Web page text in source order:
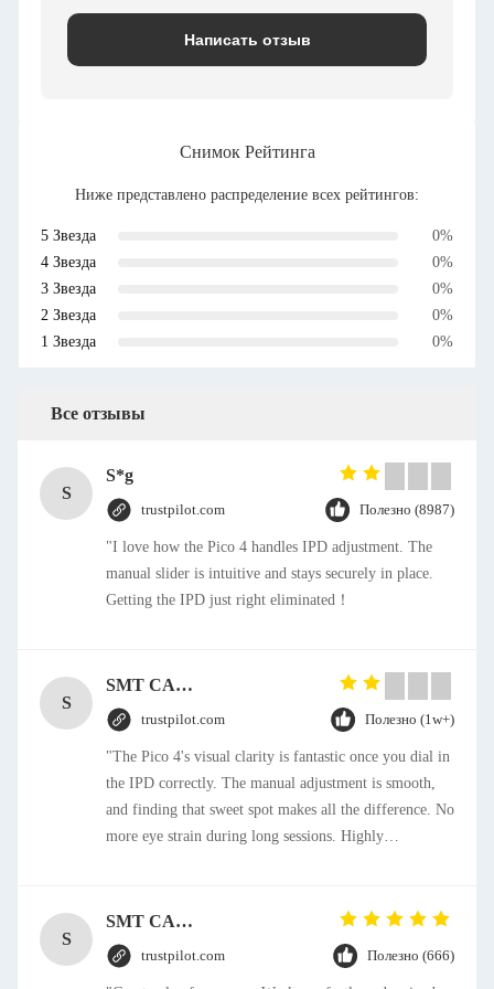
Написать отзыв
Снимок Рейтинга
Ниже представлено распределение всех рейтингов:
5 Звезда
0%
4 Звезда
0%
3 Звезда
0%
2 Звезда
0%
1 Звезда
0%
Все отзывы
S
S*g
trustpilot.com Полезно (8987)
"I love how the Pico 4 handles IPD adjustment. The
manual slider is intuitive and stays securely in place.
Getting the IPD just right eliminated！
S
SMT CAP Type Box Header Connector 1.27mm Pitch Gold Flash Contact Plating
trustpilot.com Полезно (1w+)
"The Pico 4's visual clarity is fantastic once you dial in
the IPD correctly. The manual adjustment is smooth,
and finding that sweet spot makes all the difference. No
more eye strain during long sessions. Highly
IPD correctly. The manual adjustment is smooth, and
finding that sweet spot makes all the difference. No
more eye strain during long sessions. Highly
S
SMT CAP Type Box Header Connector 1.27mm Pitch Gold Flash Contact Plating
trustpilot.com Полезно (666)